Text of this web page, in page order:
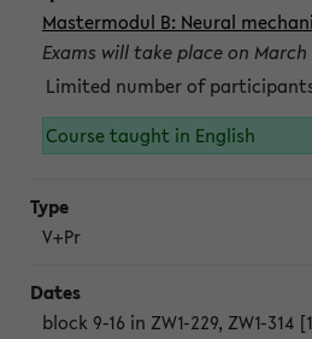
Mastermodul B: Neural
Exams will take place on March
Limited number of
Course taught in English
V+Pr
block 9-16 in ZW1-229, ZW1-314